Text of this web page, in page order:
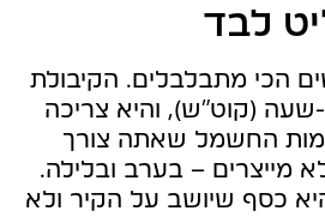
לבד
הכי מתבלבלים. הקיבולת
שעה (קוט"ש), והיא צריכה
החשמל שאתה צורך
מייצרים – בערב ובלילה.
כסף שיושב על הקיר ולא